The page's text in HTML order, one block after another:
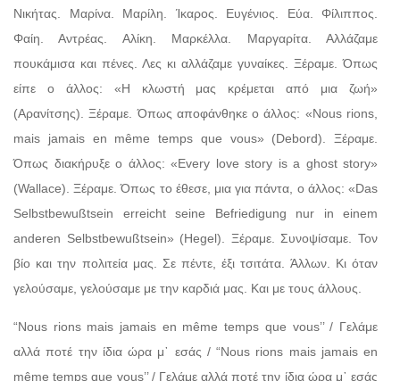
Νικήτας. Μαρίνα. Μαρίλη. Ίκαρος. Ευγένιος. Εύα. Φίλιππος.
Φαίη. Αντρέας. Αλίκη. Μαρκέλλα. Μαργαρίτα. Αλλάζαμε
πουκάμισα και πένες. Λες κι αλλάζαμε γυναίκες. Ξέραμε. Όπως
είπε ο άλλος: «Η κλωστή μας κρέμεται από μια ζωή»
(Αρανίτσης). Ξέραμε. Όπως αποφάνθηκε ο άλλος: «Nous rions,
mais jamais en même temps que vous» (Debord). Ξέραμε.
Όπως διακήρυξε ο άλλος: «Every love story is a ghost story»
(Wallace). Ξέραμε. Όπως το έθεσε, μια για πάντα, ο άλλος: «Das
Selbstbewußtsein erreicht seine Befriedigung nur in einem
anderen Selbstbewußtsein» (Hegel). Ξέραμε. Συνοψίσαμε. Τον
βίο και την πολιτεία μας. Σε πέντε, έξι τσιτάτα. Άλλων. Κι όταν
γελούσαμε, γελούσαμε με την καρδιά μας. Και με τους άλλους.
“Nous rions mais jamais en même temps que vous’’ / Γελάμε
αλλά ποτέ την ίδια ώρα μ᾽ εσάς / “Nous rions mais jamais en
même temps que vous’’ / Γελάμε αλλά ποτέ την ίδια ώρα μ᾽ εσάς